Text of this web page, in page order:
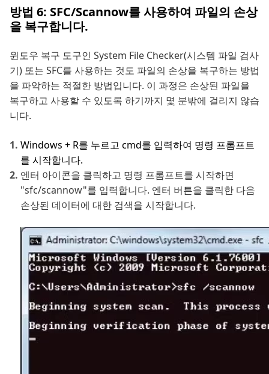
방법 6: SFC/Scannow를 사용하여 파일의 손상
을 복구합니다.
윈도우 복구 도구인 System File Checker(시스템 파일 검사
기) 또는 SFC를 사용하는 것도 파일의 손상을 복구하는 방법
을 파악하는 적절한 방법입니다. 이 과정은 손상된 파일을
복구하고 사용할 수 있도록 하기까지 몇 분밖에 걸리지 않습
니다.
Windows + R를 누르고 cmd를 입력하여 명령 프롬프트
를 시작합니다.
엔터 아이콘을 클릭하고 명령 프롬프트를 시작하면
"sfc/scannow"를 입력합니다. 엔터 버튼을 클릭한 다음
손상된 데이터에 대한 검색을 시작합니다.